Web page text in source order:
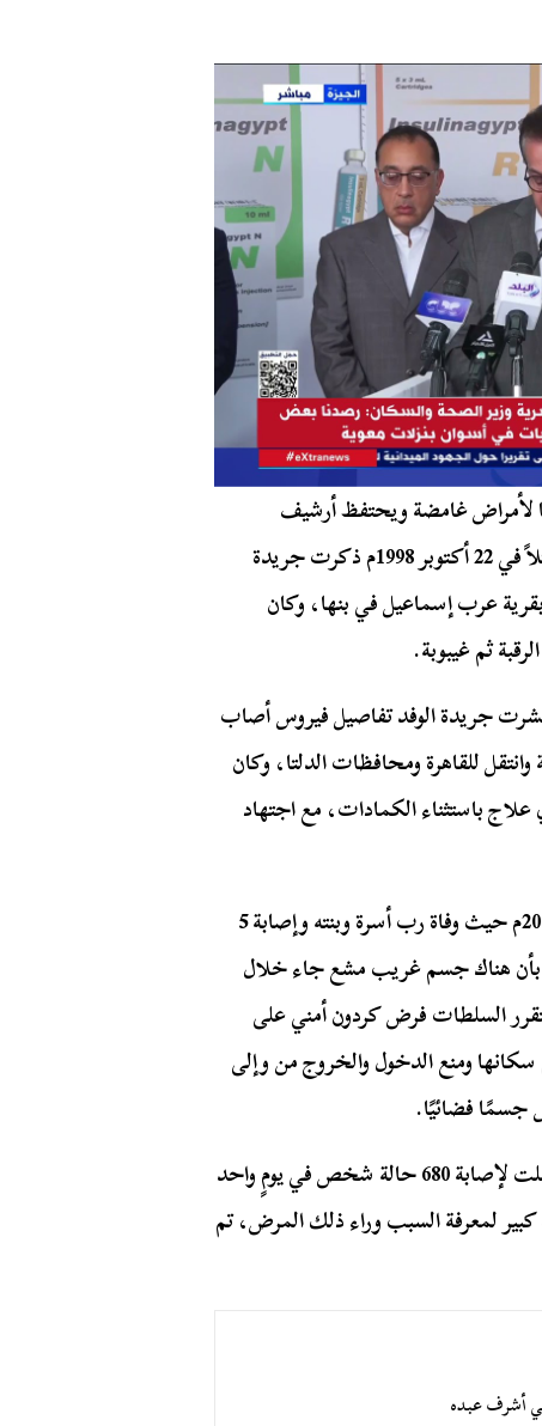
لأمراض غامضة ويحتفظ أرشيف
الصحافة المصرية بنماذج كثيرة من تلك الأمراض، فمثلاً في 22 أكتوبر 1998م ذكرت جريدة
عرب إسماعيل في بنها، وكان
ثم غيبوبة.
المرض بشهرين وتحديدًا في 7 نوفمبر 1998م نشرت جريدة الوفد تفاصيل فيروس أصاب
للقاهرة ومحافظات الدلتا، وكان
باستثناء الكمادات، مع اجتهاد
لعل أطرف هذه الأمراض كان ما نُشِر في 27 يونيو عام 2000م حيث وفاة رب أسرة وبنته وإصابة 5
بأن هناك جسم غريب مشع جاء خلال
السلطات فرض كردون أمني على
قليوب، وفحص 900 نسمة من سكانها ومنع الدخول والخروج من وإلى
جسمًا فضائيًا.
وفي سنة 2017م اجتاحت مدينة القصير حالة مرضية وصلت لإصابة 680 حالة شخص في يومٍ واحد
وثار حينها لغط كبير لمعرفة السبب وراء ذلك المرض، تم
أشرف عبده